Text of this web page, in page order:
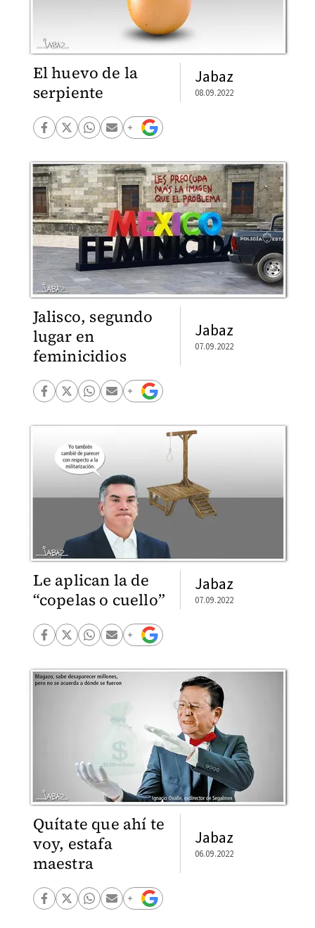
El huevo de la
serpiente
Jabaz
08.09.2022
Jalisco, segundo
lugar en
feminicidios
Jabaz
07.09.2022
Le aplican la de
“copelas o cuello”
Jabaz
07.09.2022
Quítate que ahí te
voy, estafa
maestra
Jabaz
06.09.2022